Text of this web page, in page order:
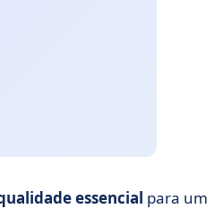
essencial para um